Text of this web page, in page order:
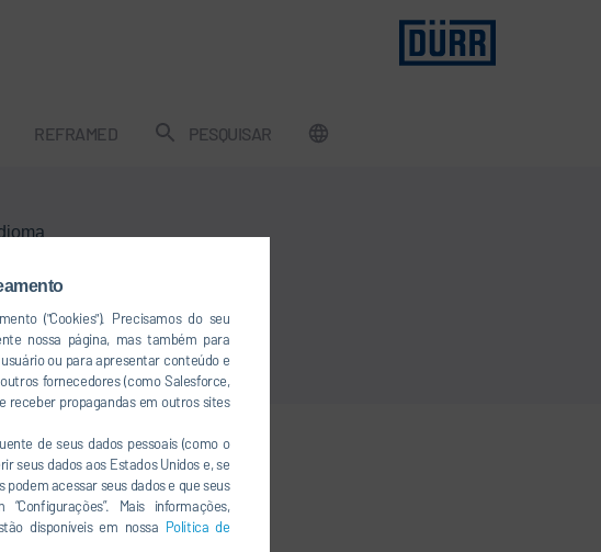
("Cookies"). Precisamos do seu
nossa página, mas também para
ou para apresentar conteúdo e
fornecedores (como Salesforce,
receber propagandas em outros sites
de seus dados pessoais (como o
seus dados aos Estados Unidos e, se
acessar seus dados e que seus
Mais informações,
disponíveis em nossa Política de
REFRAMED PESQUISAR